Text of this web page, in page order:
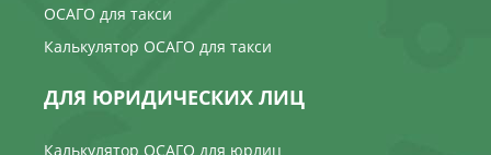
ОСАГО для такси
Калькулятор ОСАГО для такси
ДЛЯ ЮРИДИЧЕСКИХ ЛИЦ
Калькулятор ОСАГО для юрлиц